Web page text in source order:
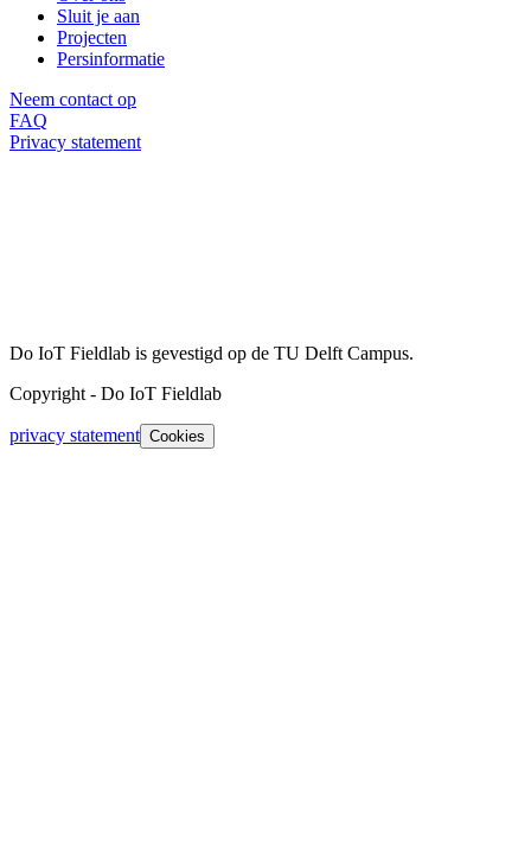
Sluit je aan
Projecten
Persinformatie
Neem contact op
FAQ
Privacy statement
Do IoT Fieldlab is gevestigd op de TU Delft Campus.
Copyright - Do IoT Fieldlab
privacy statement Cookies